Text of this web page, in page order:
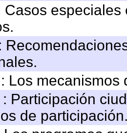
Casos
Los
Participación
de